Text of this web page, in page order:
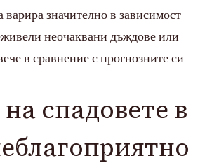
значително в зависимост
неочаквани дъждове или
в сравнение с прогнозните си
спадовете в